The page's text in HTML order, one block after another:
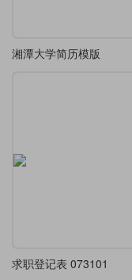
湘潭大学简历模版
求职登记表 073101